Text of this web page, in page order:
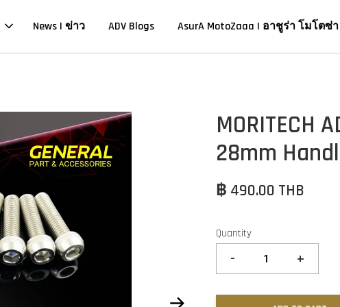
News | ข่าว ADV Blogs AsurA MotoZaaa | อาชูร่า โมโตซ่า
MORITECH
28mm
฿ 490.00 THB
Quantity
- +